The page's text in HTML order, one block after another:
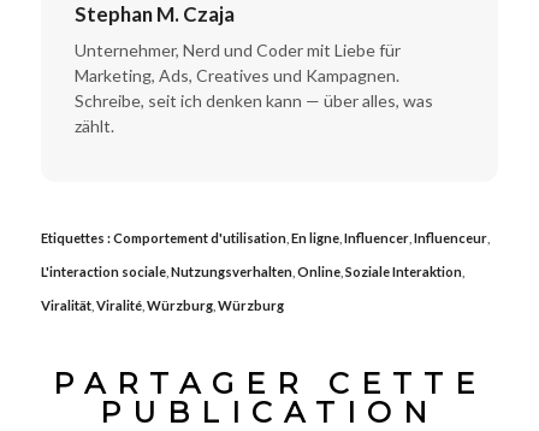
Stephan M. Czaja
Unternehmer, Nerd und Coder mit Liebe für
Marketing, Ads, Creatives und Kampagnen.
Schreibe, seit ich denken kann — über alles, was
zählt.
Etiquettes :Comportement d'utilisation, En ligne, Influencer, Influenceur,
L'interaction sociale, Nutzungsverhalten, Online, Soziale Interaktion,
Viralität, Viralité, Würzburg, Würzburg
PARTAGER CETTE
PUBLICATION